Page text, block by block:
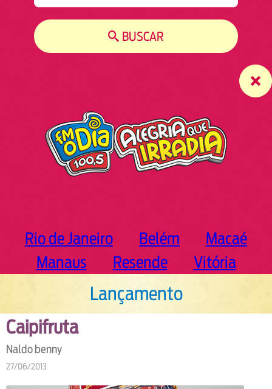
BUSCAR
Rio de Janeiro Belém
Macaé
Manaus
Resende Vitória
Lançamento
Caipifruta
Naldo benny
27/06/2013